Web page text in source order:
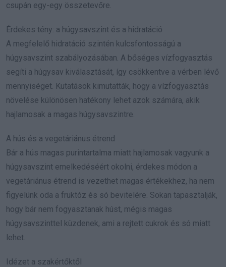
csupán egy-egy összetevőre.
Érdekes tény: a húgysavszint és a hidratáció
A megfelelő hidratáció szintén kulcsfontosságú a
húgysavszint szabályozásában. A bőséges vízfogyasztás
segíti a húgysav kiválasztását, így csökkentve a vérben lévő
mennyiséget. Kutatások kimutatták, hogy a vízfogyasztás
növelése különösen hatékony lehet azok számára, akik
hajlamosak a magas húgysavszintre.
A hús és a vegetáriánus étrend
Bár a hús magas purintartalma miatt hajlamosak vagyunk a
húgysavszint emelkedéséért okolni, érdekes módon a
vegetáriánus étrend is vezethet magas értékekhez, ha nem
figyelünk oda a fruktóz és só bevitelére. Sokan tapasztalják,
hogy bár nem fogyasztanak húst, mégis magas
húgysavszinttel küzdenek, ami a rejtett cukrok és só miatt
lehet.
Idézet a szakértőktől